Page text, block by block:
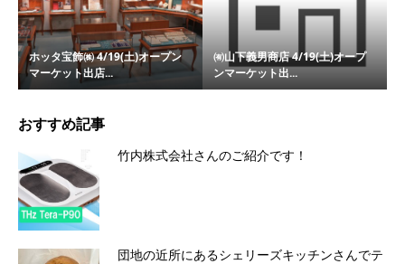
ホッタ宝飾㈱ 4/19(土)オープン
マーケット出店...
㈲山下義男商店 4/19(土)オープ
ンマーケット出...
おすすめ記事
竹内株式会社さんのご紹介です！
団地の近所にあるシェリーズキッチンさんでテ